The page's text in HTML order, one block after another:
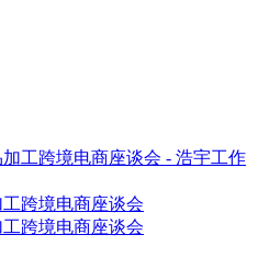
跨境电商座谈会
跨境电商座谈会